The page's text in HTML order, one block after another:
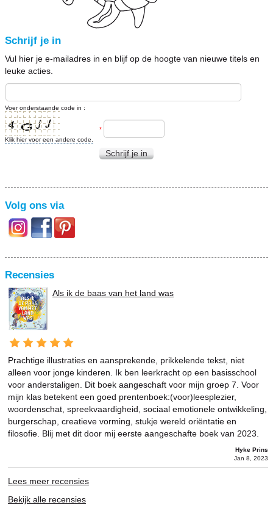
Schrijf je in
Vul hier je e-mailadres in en blijf op de hoogte van nieuwe titels en
leuke acties.
Voer onderstaande code in :
Klik hier voor een andere code.
*
Schrijf je in
Volg ons via
Recensies
Als ik de baas van het land was
Prachtige illustraties en aansprekende, prikkelende tekst, niet
alleen voor jonge kinderen. Ik ben leerkracht op een basisschool
voor anderstaligen. Dit boek aangeschaft voor mijn groep 7. Voor
mijn klas betekent een goed prentenboek:(voor)leesplezier,
woordenschat, spreekvaardigheid, sociaal emotionele ontwikkeling,
burgerschap, creatieve vorming, stukje wereld oriëntatie en
filosofie. Blij met dit door mij eerste aangeschafte boek van 2023.
Hyke Prins
Jan 8, 2023
Lees meer recensies
Bekijk alle recensies